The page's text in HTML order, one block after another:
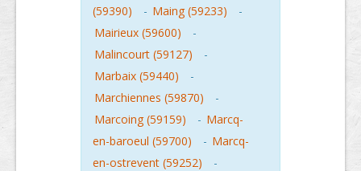
(59390)
- Maing (59233)
-
Mairieux (59600)
-
Malincourt (59127)
-
Marbaix (59440)
-
Marchiennes (59870)
-
Marcoing (59159)
- Marcq-
en-baroeul (59700)
- Marcq-
en-ostrevent (59252)
-